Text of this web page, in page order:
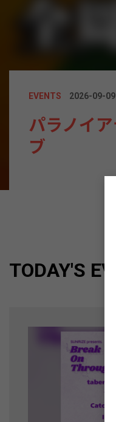
EVENTS 2026-08-08
ざまぁみ
ー！！～
EVENTS 2026-09-09
パラノイ
ブ
SUNRIZE
Tour 〜ウ
ジ
EVENTS 2026-11-29
一美生誕
TODAY'S